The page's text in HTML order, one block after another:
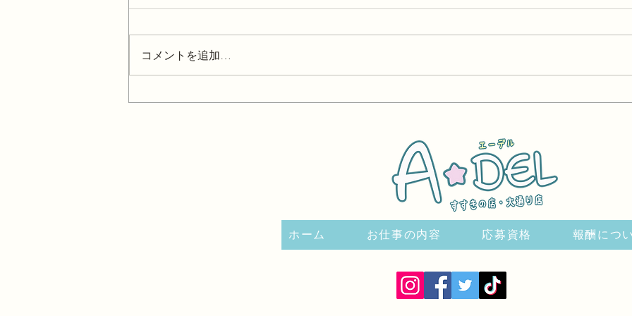
【チャットレディ】声に自信
【チャットレディ】休憩って
【
コメントを追加…
ホーム お仕事の内容 応募資格 報酬につ